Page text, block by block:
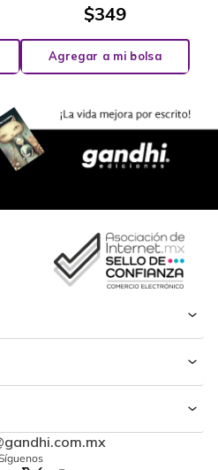
$349
Agregar a mi bolsa